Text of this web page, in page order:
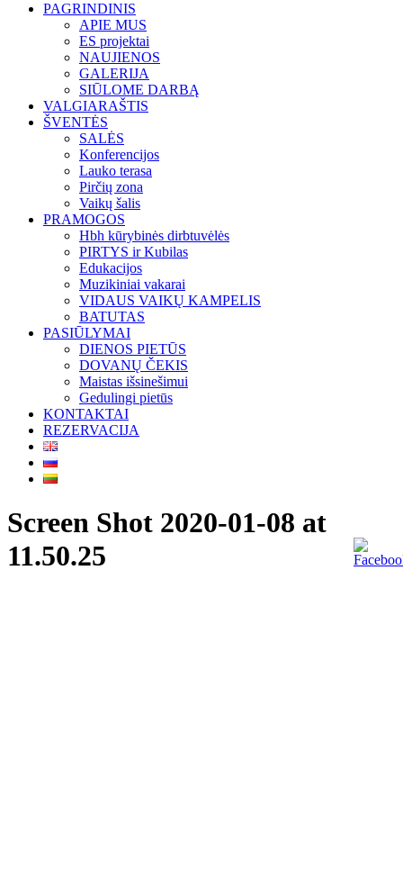
PAGRINDINIS
APIE MUS
ES projektai
NAUJIENOS
GALERIJA
SIŪLOME DARBĄ
VALGIARAŠTIS
ŠVENTĖS
SALĖS
Konferencijos
Lauko terasa
Pirčių zona
Vaikų šalis
PRAMOGOS
Hbh kūrybinės dirbtuvėlės
PIRTYS ir Kubilas
Edukacijos
Muzikiniai vakarai
VIDAUS VAIKŲ KAMPELIS
BATUTAS
PASIŪLYMAI
DIENOS PIETŪS
DOVANŲ ČEKIS
Maistas išsinešimui
Gedulingi pietūs
KONTAKTAI
REZERVACIJA
Screen Shot 2020-01-08 at
11.50.25